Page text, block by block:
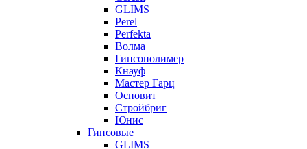
GLIMS
Perel
Perfekta
Волма
Гипсополимер
Кнауф
Мастер Гарц
Основит
Стройбриг
Юнис
Гипсовые
GLIMS